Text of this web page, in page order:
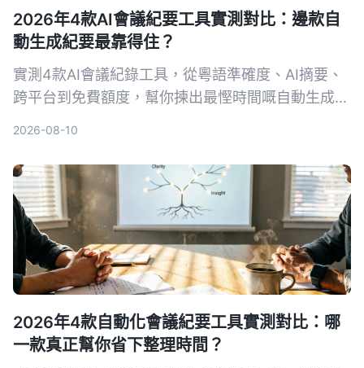
2026年4款AI會議紀要工具實測對比：邊款自
動生成紀要最靠得住？
實測4款AI會議紀錄工具，從粵語準確度、AI摘要、
跨平台到免費額度，幫你揀出最慳時間嘅自動生成紀
2026-08-10
2026年4款自動化會議紀要工具實測對比：哪
一款真正幫你省下整理時間？